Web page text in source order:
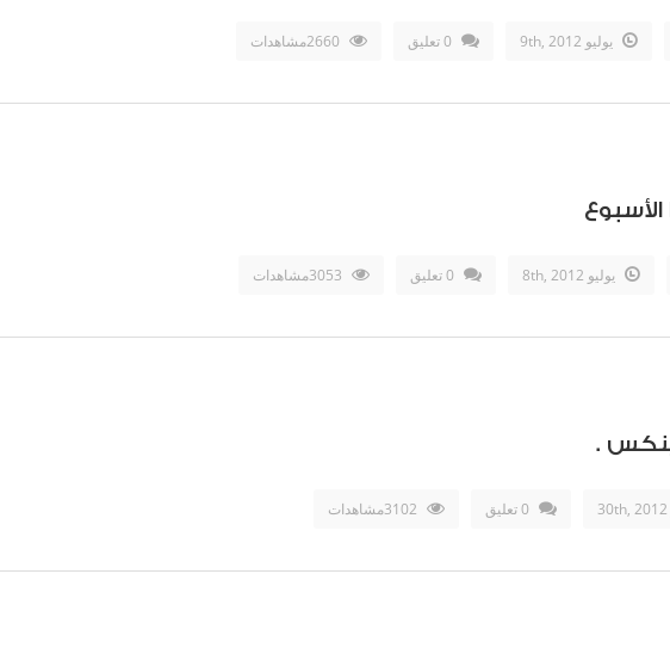
يوليو 9th, 2012 0 تعليق
يوليو 8th, 2012 0 تعليق
.
0 تعليق